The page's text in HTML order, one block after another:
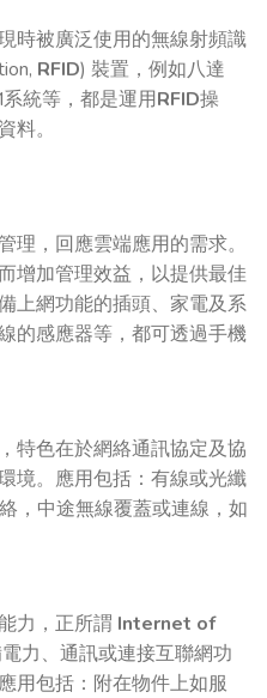
時被廣泛使用的無線射頻識
RFID) 裝置，例如八達
統等，都是運用RFID操
料。
理，回應雲端應用的需求。
增加管理效益，以提供最佳
上網功能的插頭、家電及系
的感應器等，都可透過手機
特色在於網絡通訊協定及協
境。應用包括：有線或光纖
，中途無線覆蓋或連線，如
力，正所謂 Internet of
力、通訊或連接互聯網功
用包括：附在物件上如服